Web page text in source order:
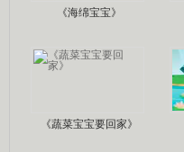
《海绵宝宝》
《蔬菜宝宝要回家》